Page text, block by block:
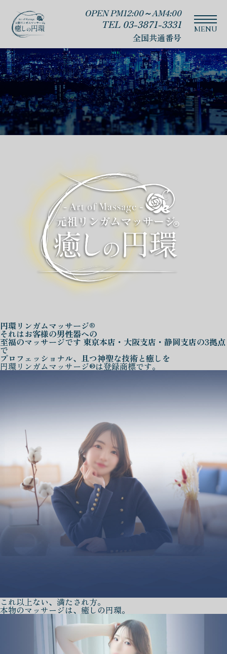
OPEN PM12:00～AM4:00
TEL 03-3871-3331
全国共通番号
円環リンガムマッサージ®
それはお客様の男性器への
至福のマッサージです 東京本店・大阪支店・静岡支店の3拠点
で
プロフェッショナル、且つ神聖な技術と癒しを
円環リンガムマッサージ®は登録商標です。
これ以上ない、満たされ方。
本物のマッサージは、癒しの円環。